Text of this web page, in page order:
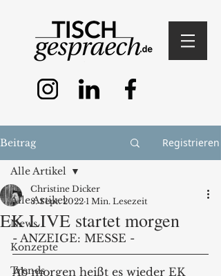
Beitrag Registrieren
Alle Artikel
News
Konzepte
Trends
Alle Artikel
EK LIVE startet morgen
Christine Dicker
8. Sept. 2022 1 Min. Lesezeit
- ANZEIGE: MESSE -
Ab morgen heißt es wieder EK